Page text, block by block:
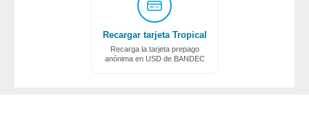
Recargar tarjeta Tropical
Recarga la tarjeta prepago
anónima en USD de BANDEC